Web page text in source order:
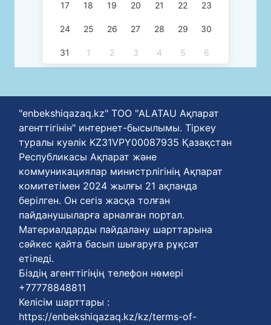
17 18 19 20 21 22 23
24 25 26 27 28 29 30
31 1 2 3 4 5 6
"enbekshiqazaq.kz" ТОО "ALATAU Ақпарат
агенттігінін" интернет-бысылымы. Тіркеу
туралы куәлік KZ31VPY00087935 Қазақстан
Республикасы Ақпарат және
коммуникациялар министрлігінің Ақпарат
комитетімен 2024 жылғы 21 ақпанда
берілген. Он сегіз жасқа толған
пайданушыларға арналған портал.
Материалдарды пайдалану шарттарына
сәйкес қайта басып шығаруға рұқсат
етіледі.
Біздің агенттігіңің телефон нөмері
+77778848811
Келісім шарттары :
https://enbekshiqazaq.kz/kz/terms-of-